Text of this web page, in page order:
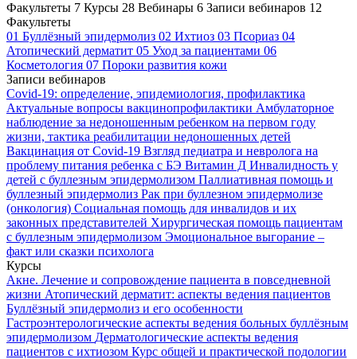
Факультеты 7 Курсы 28 Вебинары 6 Записи вебинаров 12
Факультеты
01 Буллёзный эпидермолиз 02 Ихтиоз 03 Псориаз 04
Атопический дерматит 05 Уход за пациентами 06
Косметология 07 Пороки развития кожи
Записи вебинаров
Covid-19: определение, эпидемиология, профилактика
Актуальные вопросы вакцинопрофилактики Амбулаторное
наблюдение за недоношенным ребенком на первом году
жизни, тактика реабилитации недоношенных детей
Вакцинация от Covid-19 Взгляд педиатра и невролога на
проблему питания ребенка с БЭ Витамин Д Инвалидность у
детей с буллезным эпидермолизом Паллиативная помощь и
буллезный эпидермолиз Рак при буллезном эпидермолизе
(онкология) Социальная помощь для инвалидов и их
законных представителей Хирургическая помощь пациентам
с буллезным эпидермолизом Эмоциональное выгорание –
факт или сказки психолога
Курсы
Акне. Лечение и сопровождение пациента в повседневной
жизни Атопический дерматит: аспекты ведения пациентов
Буллёзный эпидермолиз и его особенности
Гастроэнтерологические аспекты ведения больных буллёзным
эпидермолизом Дерматологические аспекты ведения
пациентов с ихтиозом Курс общей и практической подологии